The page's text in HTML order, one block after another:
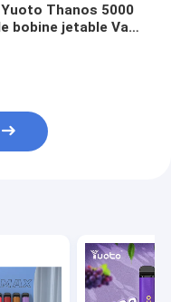
Thanos 5000
bobine jetable Vape